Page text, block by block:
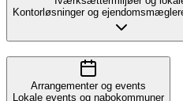
Kontorløsninger og
Arrangementer og events
Lokale events og nabokommuner